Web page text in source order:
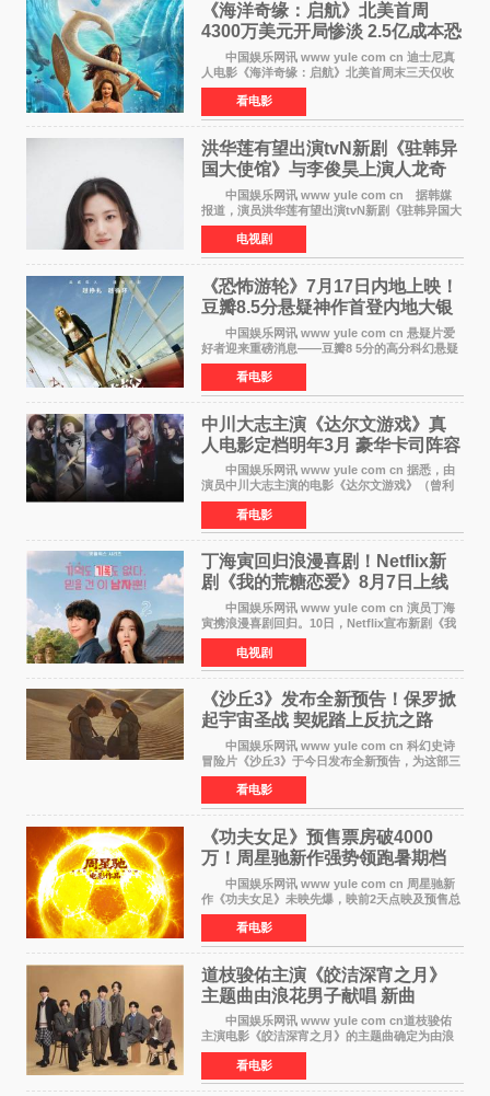
《海洋奇缘：启航》北美首周
4300万美元开局惨淡 2.5亿成本恐
巨亏1亿
中国娱乐网讯 www yule com cn 迪士尼真
人电影《海洋奇缘：启航》北美首周末三天仅收
4300万美元（开画3827馆），中国内地首周票房
仅840万元人民币，全球开画票房约9500万美
元，远低于业内
看电影
洪华莲有望出演tvN新剧《驻韩异
国大使馆》与李俊昊上演人龙奇
幻罗曼史
中国娱乐网讯 www yule com cn 据韩媒
报道，演员洪华莲有望出演tvN新剧《驻韩异国大
使馆》女主角，与李俊昊合作，引发观众期
待。 该剧讲述了一位因管理驻韩异国大使馆
（负责管理居住在大
电视剧
《恐怖游轮》7月17日内地上映！
豆瓣8.5分悬疑神作首登内地大银
中国娱乐网讯 www yule com cn 悬疑片爱
好者迎来重磅消息——豆瓣8 5分的高分科幻悬疑
电影《恐怖游轮》正式宣布定档7月17日在内地上
映。这部由英国导演克里斯托弗·史密斯执导、惊
悚片女王梅
看电影
中川大志主演《达尔文游戏》真
人电影定档明年3月 豪华卡司阵容
公开
中国娱乐网讯 www yule com cn 据悉，由
演员中川大志主演的电影《达尔文游戏》（曾利
文彦执导）将于明年3月12日上映，该消息于7月9
日公布。 本片为累计发行量突破1000万册的
同名漫画的真
看电影
丁海寅回归浪漫喜剧！Netflix新
剧《我的荒糖恋爱》8月7日上线
中国娱乐网讯 www yule com cn 演员丁海
寅携浪漫喜剧回归。10日，Netflix宣布新剧《我
的荒糖恋爱》将于下月7日上线。 《我的荒糖
恋爱》是一部浪漫喜剧，讲述患上失忆症的检察
官高恩彩与
电视剧
《沙丘3》发布全新预告！保罗掀
起宇宙圣战 契妮踏上反抗之路
中国娱乐网讯 www yule com cn 科幻史诗
冒险片《沙丘3》于今日发布全新预告，为这部三
部曲最终章揭开神秘面纱。预告中展现了17年过
去后，保罗·厄崔迪以穆阿迪布之名登基称帝，发
动了一场
看电影
《功夫女足》预售票房破4000
万！周星驰新作强势领跑暑期档
中国娱乐网讯 www yule com cn 周星驰新
作《功夫女足》未映先爆，映前2天点映及预售总
票房已突破4000万大关，成为暑期档最受期待的
电影之一。这部融合功夫元素与足球题材的喜剧
电影，将于7月
看电影
道枝骏佑主演《皎洁深宵之月》
主题曲由浪花男子献唱 新曲
《Moonlit》预告公开
中国娱乐网讯 www yule com cn道枝骏佑
主演电影《皎洁深宵之月》的主题曲确定为由浪
花男子演唱的新曲《Moonlit》。使用该乐曲的最
新预告片也已制作完成。 本片讲述的是市村
琥珀（道枝骏佑
看电影